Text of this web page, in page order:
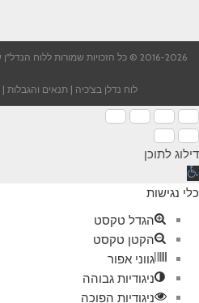
2016-2026 © כל הזכויות שמורות ללוח הנדל"ן של צ'כיה -
לוח נדלן בצ'כיה | תנאים והגבלות |
דילוג לתוכן
פתח
סרגל
כלי נגישות
הגדל טקסט
הקטן טקסט
גווני אפור
ניגודיות גבוהה
ניגודיות הפוכה